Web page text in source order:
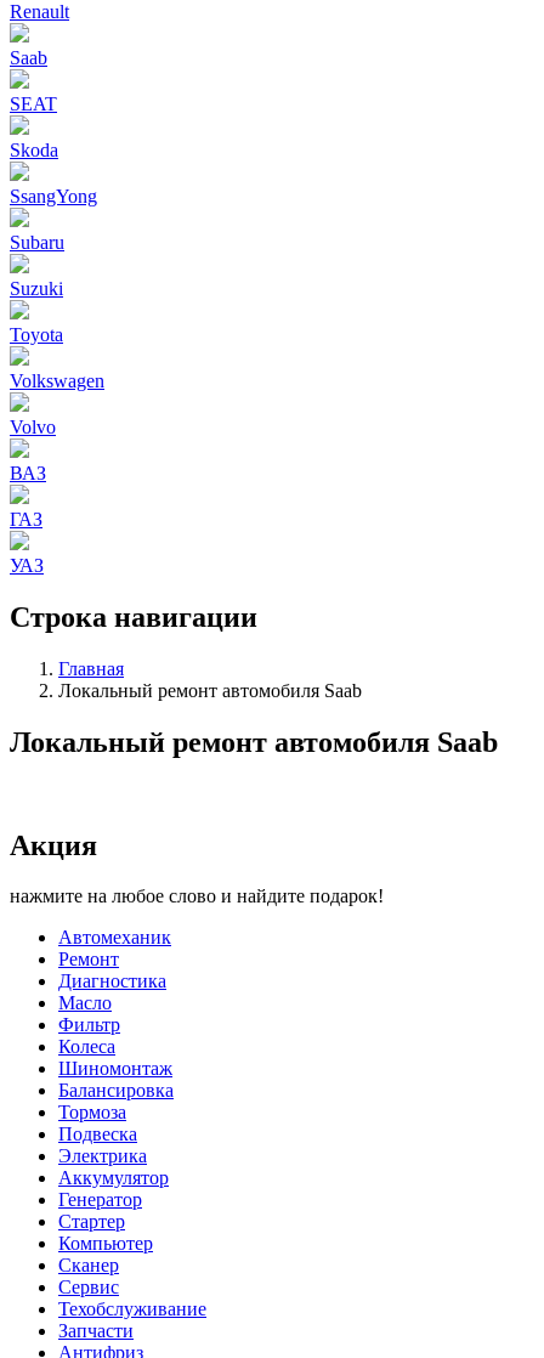
Renault
Saab
SEAT
Skoda
SsangYong
Subaru
Suzuki
Toyota
Volkswagen
Volvo
ВАЗ
ГАЗ
УАЗ
Строка навигации
Главная
Локальный ремонт автомобиля Saab
Локальный ремонт автомобиля Saab
Акция
нажмите на любое слово и найдите подарок!
Автомеханик
Ремонт
Диагностика
Масло
Фильтр
Колеса
Шиномонтаж
Балансировка
Тормоза
Подвеска
Электрика
Аккумулятор
Генератор
Стартер
Компьютер
Сканер
Сервис
Техобслуживание
Запчасти
Антифриз